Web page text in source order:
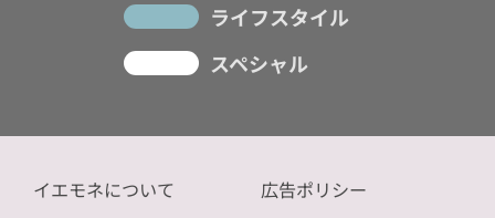
ライフスタイル
スペシャル
イエモネについて
広告ポリシー